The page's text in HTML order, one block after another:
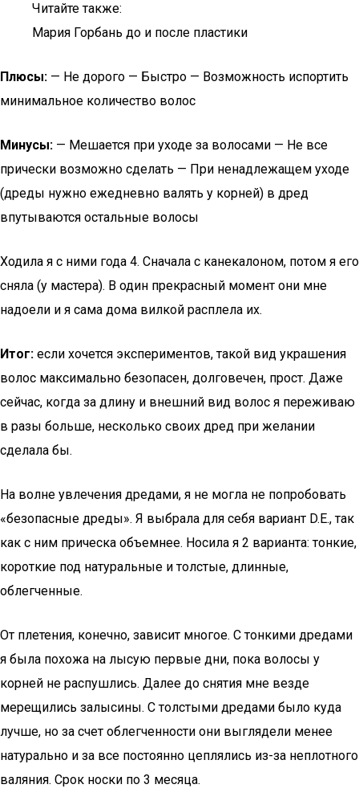
Читайте также:
Мария Горбань до и после пластики
Плюсы: — Не дорого — Быстро — Возможность испортить
минимальное количество волос
Минусы: — Мешается при уходе за волосами — Не все
прически возможно сделать — При ненадлежащем уходе
(дреды нужно ежедневно валять у корней) в дред
впутываются остальные волосы
Ходила я с ними года 4. Сначала с канекалоном, потом я его
сняла (у мастера). В один прекрасный момент они мне
надоели и я сама дома вилкой расплела их.
Итог: если хочется экспериментов, такой вид украшения
волос максимально безопасен, долговечен, прост. Даже
сейчас, когда за длину и внешний вид волос я переживаю
в разы больше, несколько своих дред при желании
сделала бы.
На волне увлечения дредами, я не могла не попробовать
«безопасные дреды». Я выбрала для себя вариант D.E., так
как с ним прическа объемнее. Носила я 2 варианта: тонкие,
короткие под натуральные и толстые, длинные,
облегченные.
От плетения, конечно, зависит многое. С тонкими дредами
я была похожа на лысую первые дни, пока волосы у
корней не распушлись. Далее до снятия мне везде
мерещились залысины. С толстыми дредами было куда
лучше, но за счет облегченности они выглядели менее
натурально и за все постоянно цеплялись из-за неплотного
валяния. Срок носки по 3 месяца.